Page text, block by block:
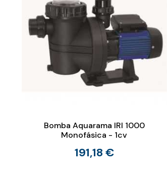
Bomba Aquarama IRI 1000
Monofásica - 1cv
191,18 €